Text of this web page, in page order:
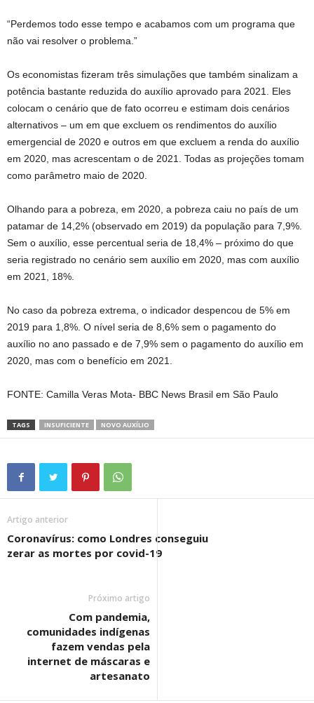
“Perdemos todo esse tempo e acabamos com um programa que
não vai resolver o problema.”
Os economistas fizeram três simulações que também sinalizam a
potência bastante reduzida do auxílio aprovado para 2021. Eles
colocam o cenário que de fato ocorreu e estimam dois cenários
alternativos – um em que excluem os rendimentos do auxílio
emergencial de 2020 e outros em que excluem a renda do auxílio
em 2020, mas acrescentam o de 2021. Todas as projeções tomam
como parâmetro maio de 2020.
Olhando para a pobreza, em 2020, a pobreza caiu no país de um
patamar de 14,2% (observado em 2019) da população para 7,9%.
Sem o auxílio, esse percentual seria de 18,4% – próximo do que
seria registrado no cenário sem auxílio em 2020, mas com auxílio
em 2021, 18%.
No caso da pobreza extrema, o indicador despencou de 5% em
2019 para 1,8%. O nível seria de 8,6% sem o pagamento do
auxílio no ano passado e de 7,9% sem o pagamento do auxílio em
2020, mas com o benefício em 2021.
FONTE: Camilla Veras Mota- BBC News Brasil em São Paulo
TAGS INSUFICIENTE NOVO AUXÍLIO
Artigo anterior
Coronavírus: como Londres conseguiu
zerar as mortes por covid-19
Próximo artigo
Com pandemia,
comunidades indígenas
fazem vendas pela
internet de máscaras e
artesanato